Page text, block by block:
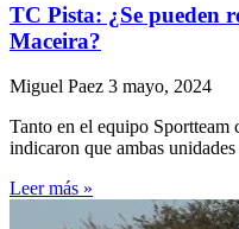
TC Pista: ¿Se pueden
Maceira?
Miguel Paez 3 mayo, 2024
Tanto en el equipo
indicaron que ambas
Leer más »